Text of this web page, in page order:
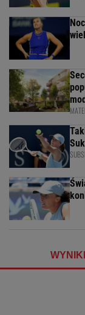
WYNIKI